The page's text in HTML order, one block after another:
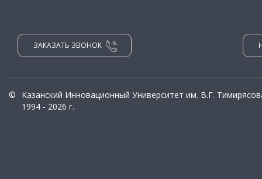
ЗАКАЗАТЬ ЗВОНОК
©
Казанский Инновационный Университет им. В.Г.
1994 - 2026 г.